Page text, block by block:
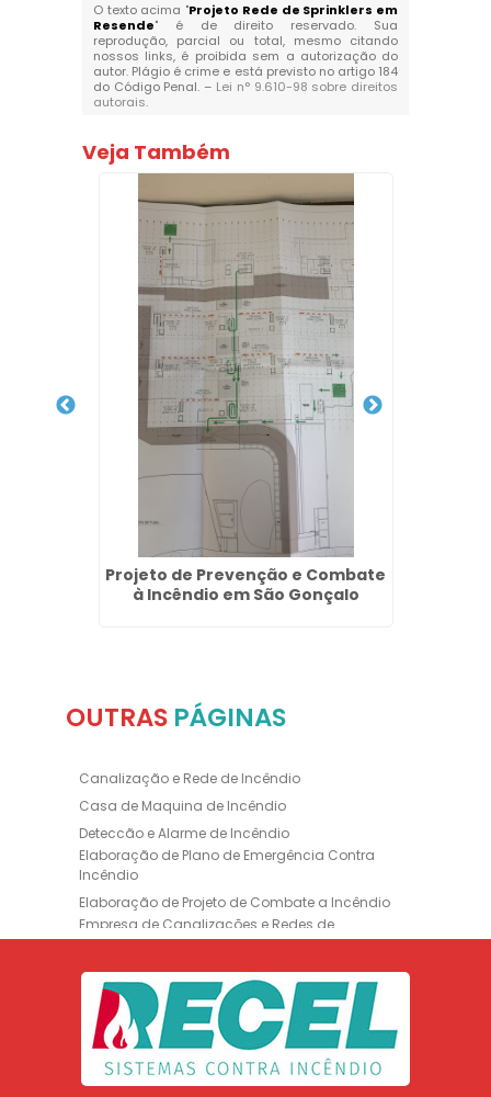
O texto acima "Projeto Rede de Sprinklers em
Resende" é de direito reservado. Sua
reprodução, parcial ou total, mesmo citando
nossos links, é proibida sem a autorização do
autor. Plágio é crime e está previsto no artigo 184
do Código Penal. – Lei n° 9.610-98 sobre direitos
autorais.
Veja Também
Projeto de Prevenção e Combate
à Incêndio em São Gonçalo
OUTRAS PÁGINAS
Canalização e Rede de Incêndio
Casa de Maquina de Incêndio
Deteccão e Alarme de Incêndio
Elaboração de Plano de Emergência Contra
Incêndio
Elaboração de Projeto de Combate a Incêndio
Empresa de Canalizações e Redes de
Incêndio
Empresa de Extintores
Empresa de Formação de Brigada
Empresa de Instalação de Luminária de
Emergência
Empresa de Instalação de para Raio